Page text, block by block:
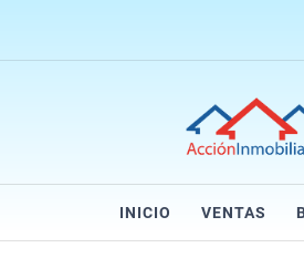
INICIO VENTAS